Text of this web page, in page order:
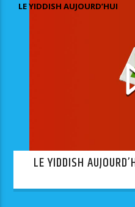
LE YIDDISH AUJOURD’HUI
LE YIDDISH